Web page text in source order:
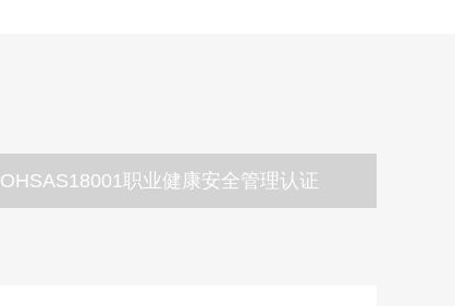
OHSAS18001职业健康安全管理认证